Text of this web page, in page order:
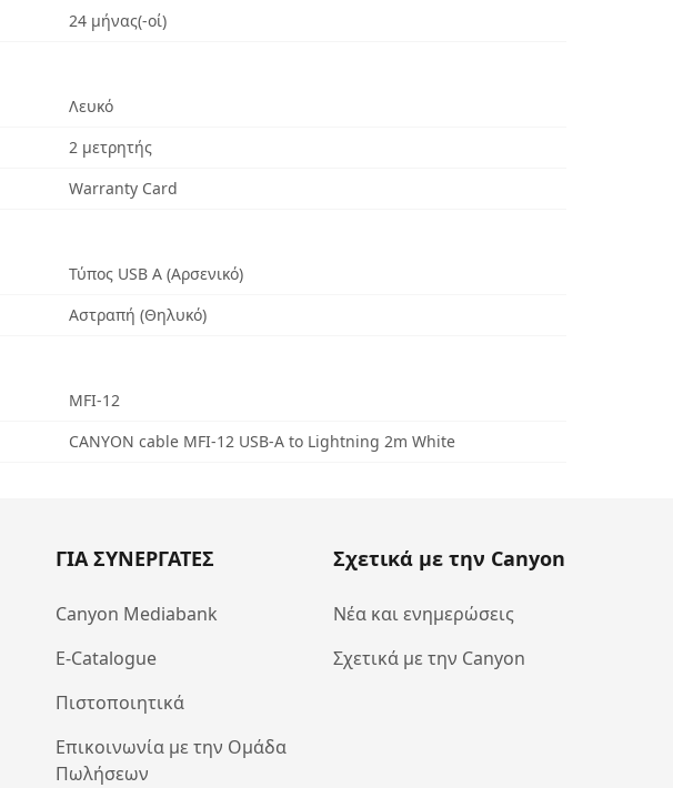
24 μήνας(-οί)
Λευκό
2 μετρητής
Warranty Card
Τύπος USB A (Αρσενικό)
Αστραπή (Θηλυκό)
MFI-12
CANYON cable MFI-12 USB-A to Lightning 2m White
ΓΙΑ ΣΥΝΕΡΓΑΤΕΣ
Canyon Mediabank
E-Catalogue
Πιστοποιητικά
Επικοινωνία με την Ομάδα
Πωλήσεων
Σχετικά με την Canyon
Νέα και ενημερώσεις
Σχετικά με την Canyon